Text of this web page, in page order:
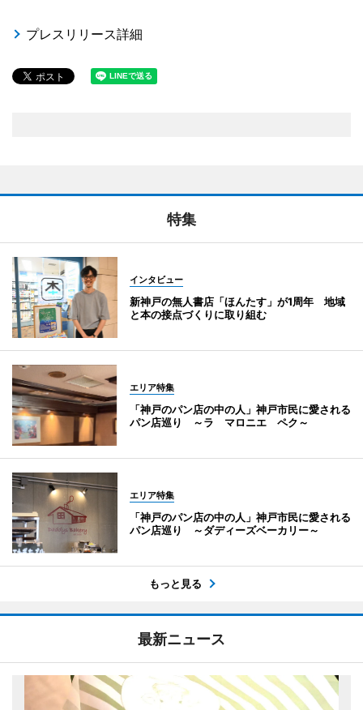
プレスリリース詳細
特集
インタビュー
新神戸の無人書店「ほんたす」が1周年 地域
と本の接点づくりに取り組む
エリア特集
「神戸のパン店の中の人」神戸市民に愛される
パン店巡り ～ラ マロニエ ペク～
エリア特集
「神戸のパン店の中の人」神戸市民に愛される
パン店巡り ～ダディーズベーカリー～
もっと見る
最新ニュース